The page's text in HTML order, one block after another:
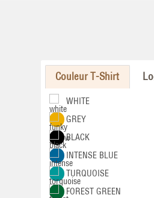
Couleur T-Shirt
WHITE
GREY
BLACK
INTENSE BLUE
TURQUOISE
FOREST GREEN